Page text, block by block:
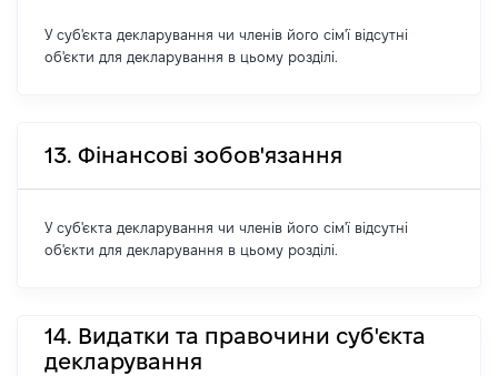
У суб'єкта декларування чи членів його сім'ї відсутні
об'єкти для декларування в цьому розділі.
13. Фінансові зобов'язання
У суб'єкта декларування чи членів його сім'ї відсутні
об'єкти для декларування в цьому розділі.
14. Видатки та правочини суб'єкта
декларування